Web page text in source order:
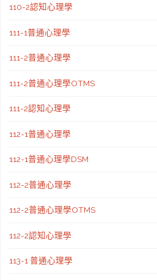
110-2認知心理學
111-1普通心理學
111-2普通心理學
111-2普通心理學OTMS
111-2認知心理學
112-1普通心理學
112-1普通心理學DSM
112-2普通心理學
112-2普通心理學OTMS
112-2認知心理學
113-1 普通心理學